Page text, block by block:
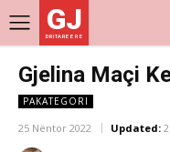
GJ
DRITARE E RE
Gjelina Maçi
PAKATEGORI
25 Nëntor 2022 Updated: